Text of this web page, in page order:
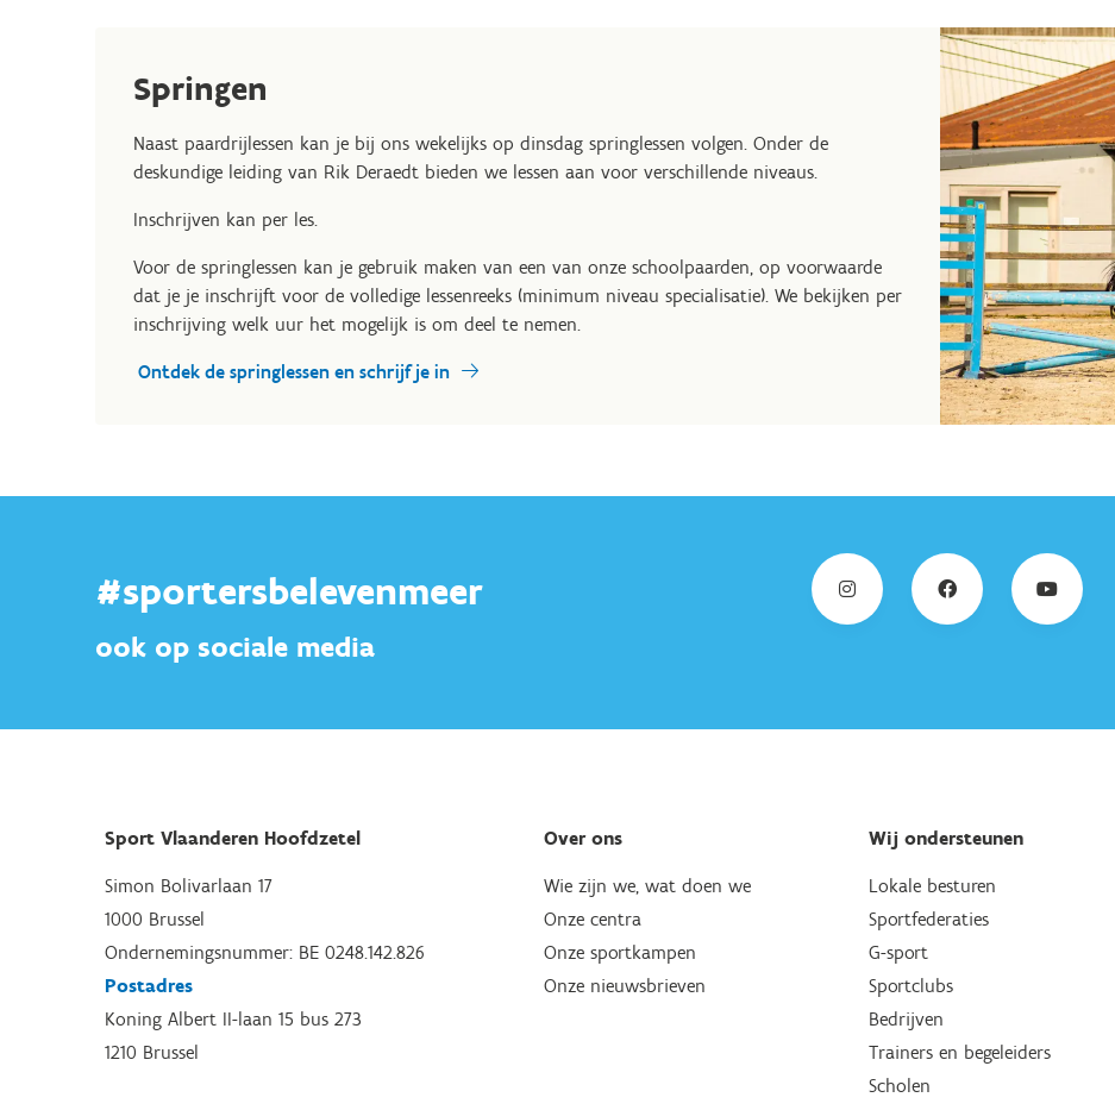
Springen
Naast paardrijlessen kan je bij ons wekelijks op dinsdag springlessen volgen. Onder de
deskundige leiding van Rik Deraedt bieden we lessen aan voor verschillende niveaus.
Inschrijven kan per les.
Voor de springlessen kan je gebruik maken van een van onze schoolpaarden, op voorwaarde
dat je je inschrijft voor de volledige lessenreeks (minimum niveau specialisatie). We bekijken per
inschrijving welk uur het mogelijk is om deel te nemen.
Ontdek de springlessen en schrijf je in
#sportersbelevenmeer
ook op sociale media
Sport Vlaanderen Hoofdzetel
Simon Bolivarlaan 17
1000 Brussel
Ondernemingsnummer: BE 0248.142.826
Postadres
Koning Albert II-laan 15 bus 273
1210 Brussel
Over ons
Wie zijn we, wat doen we
Onze centra
Onze sportkampen
Onze nieuwsbrieven
Wij ondersteunen
Lokale besturen
Sportfederaties
G-sport
Sportclubs
Bedrijven
Trainers en begeleiders
Scholen